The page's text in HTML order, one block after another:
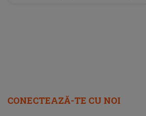
CONECTEAZĂ-TE CU NOI